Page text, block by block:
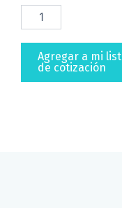
TOBILLERA
NEOPRENO
SUPERCONFORT
(T/U)Agregar a mi
de cotización